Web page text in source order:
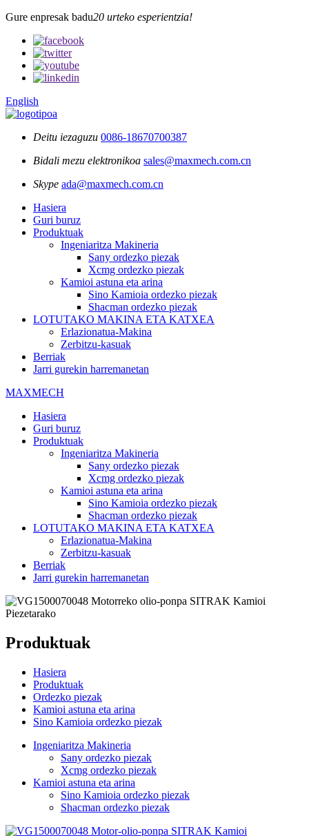
Gure enpresak badu20 urteko esperientzia!
English
Deitu iezaguzu 0086-18670700387
Bidali mezu elektronikoa sales@maxmech.com.cn
Skype ada@maxmech.com.cn
Hasiera
Guri buruz
Produktuak
Ingeniaritza Makineria
Sany ordezko piezak
Xcmg ordezko piezak
Kamioi astuna eta arina
Sino Kamioia ordezko piezak
Shacman ordezko piezak
LOTUTAKO MAKINA ETA KATXEA
Erlazionatua-Makina
Zerbitzu-kasuak
Berriak
Jarri gurekin harremanetan
MAXMECH
Hasiera
Guri buruz
Produktuak
Ingeniaritza Makineria
Sany ordezko piezak
Xcmg ordezko piezak
Kamioi astuna eta arina
Sino Kamioia ordezko piezak
Shacman ordezko piezak
LOTUTAKO MAKINA ETA KATXEA
Erlazionatua-Makina
Zerbitzu-kasuak
Berriak
Jarri gurekin harremanetan
Produktuak
Hasiera
Produktuak
Ordezko piezak
Kamioi astuna eta arina
Sino Kamioia ordezko piezak
Ingeniaritza Makineria
Sany ordezko piezak
Xcmg ordezko piezak
Kamioi astuna eta arina
Sino Kamioia ordezko piezak
Shacman ordezko piezak